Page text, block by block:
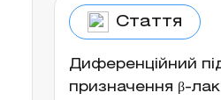
Стаття
Диференційний
призначення β-